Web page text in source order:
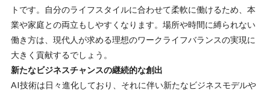
トです。自分のライフスタイルに合わせて柔軟に働けるため、本
業や家庭との両立もしやすくなります。場所や時間に縛られない
働き方は、 現代人が求める理想のワークライフバランスの実現に
大きく貢献するでしょう。
新たなビジネスチャンスの継続的な創出
AI技術は日々進化しており、それに伴い新たなビジネスモデルや